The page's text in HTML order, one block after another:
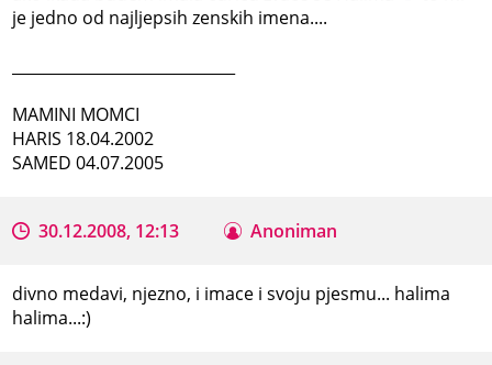
je jedno od najljepsih zenskih imena....
MAMINI MOMCI
HARIS 18.04.2002
SAMED 04.07.2005
30.12.2008, 12:13 Anoniman
divno medavi, njezno, i imace i svoju pjesmu... halima
halima...:)